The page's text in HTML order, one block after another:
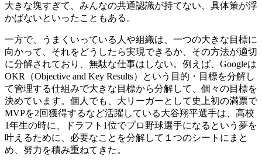
大きな塊すぎて、みんなの共通認識が持てない、具体策が浮
かばないといったこともある。
一方で、うまくいっている人や組織は、一つの大きな目標に
向かって、それをどうしたら実現できるか、その方法が適切
に分解されており、無駄な仕事はしない。例えば、Googleは
OKR（Objective and Key Results）という目的・目標を分解し
て管理する仕組みで大きな目標から分解して、個々の目標を
決めています。個人でも、大リーガーとして史上初の満票で
MVPを2回獲得するなど活躍している大谷翔平選手は、高校
1年生の時に、ドラフト1位でプロ野球選手になるという夢を
叶えるために、必要なことを分解して１つのシートにまと
め、努力を積み重ねてきた。